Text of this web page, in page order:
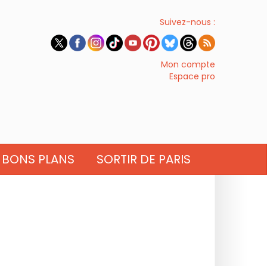
Suivez-nous :
Mon compte
Espace pro
BONS PLANS SORTIR DE PARIS